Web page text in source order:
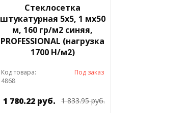
Стеклосетка
штукатурная 5х5, 1 мх50
м, 160 гр/м2 синяя,
PROFESSIONAL (нагрузка
1700 Н/м2)
Код товара:
4868
Под заказ
1 780.22 руб. 1 833.95 руб.